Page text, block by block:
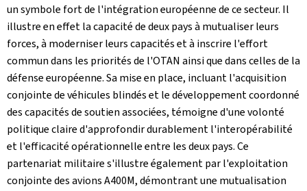
un symbole fort de l'intégration européenne de ce secteur. Il
illustre en effet la capacité de deux pays à mutualiser leurs
forces, à moderniser leurs capacités et à inscrire l'effort
commun dans les priorités de l'OTAN ainsi que dans celles de la
défense européenne. Sa mise en place, incluant l'acquisition
conjointe de véhicules blindés et le développement coordonné
des capacités de soutien associées, témoigne d'une volonté
politique claire d'approfondir durablement l'interopérabilité
et l'efficacité opérationnelle entre les deux pays. Ce
partenariat militaire s'illustre également par l'exploitation
conjointe des avions A400M, démontrant une mutualisation